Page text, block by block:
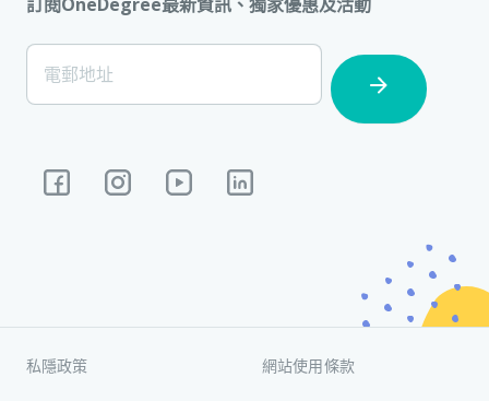
[Footer]
Subscription
電郵地址
私隱政策 網站使用條款